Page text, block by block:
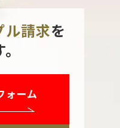
ル請求を
ォーム